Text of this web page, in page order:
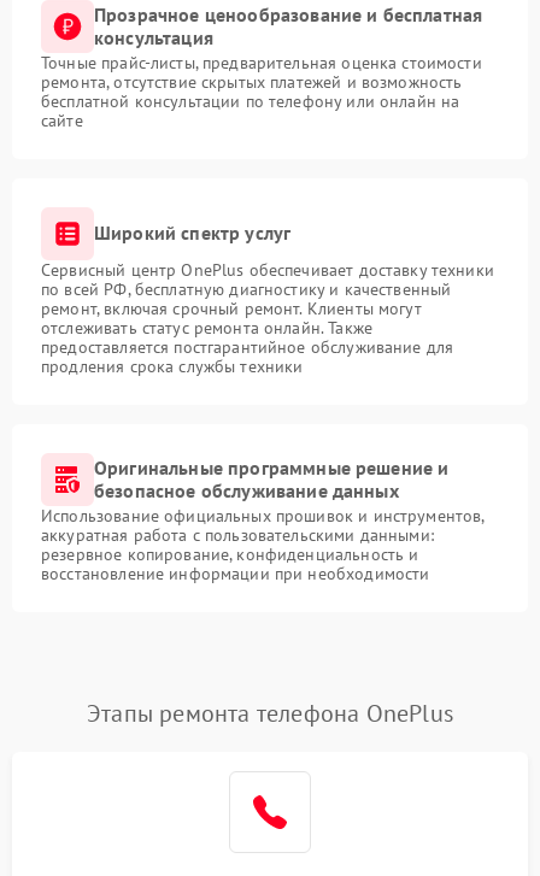
Прозрачное ценообразование и бесплатная
консультация
Точные прайс-листы, предварительная оценка стоимости
ремонта, отсутствие скрытых платежей и возможность
бесплатной консультации по телефону или онлайн на
сайте
Широкий спектр услуг
Сервисный центр OnePlus обеспечивает доставку техники
по всей РФ, бесплатную диагностику и качественный
ремонт, включая срочный ремонт. Клиенты могут
отслеживать статус ремонта онлайн. Также
предоставляется постгарантийное обслуживание для
продления срока службы техники
Оригинальные программные решение и
безопасное обслуживание данных
Использование официальных прошивок и инструментов,
аккуратная работа с пользовательскими данными:
резервное копирование, конфиденциальность и
восстановление информации при необходимости
Этапы ремонта телефона OnePlus